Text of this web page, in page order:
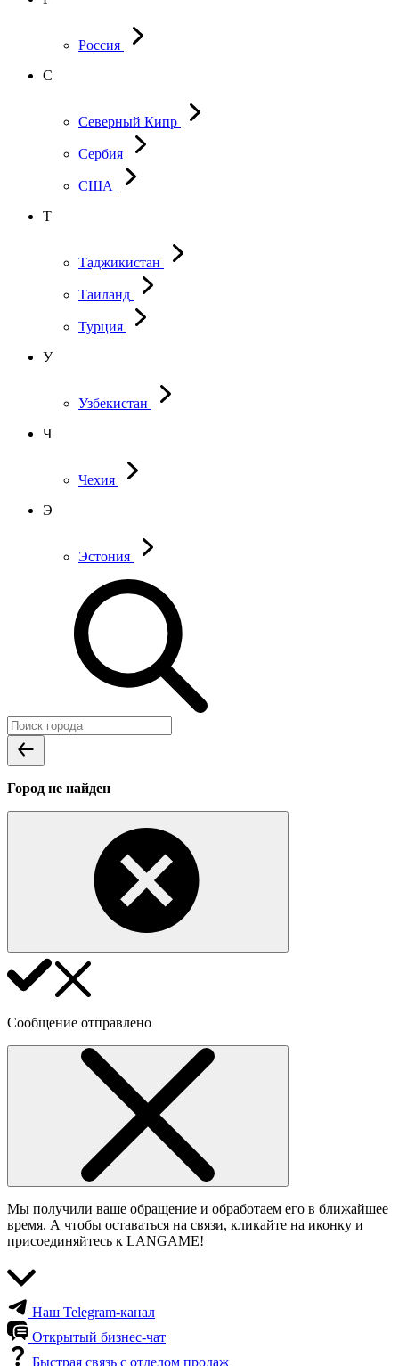
Россия
С
Северный Кипр
Сербия
США
Т
Таджикистан
Таиланд
Турция
У
Узбекистан
Ч
Чехия
Э
Эстония
Город не найден
Сообщение отправлено
Мы получили ваше обращение и обработаем его в ближайшее
время. А чтобы оставаться на связи, кликайте на иконку и
присоединяйтесь к LANGAME!
Наш Telegram-канал
Открытый бизнес-чат
Быстрая связь с отделом продаж